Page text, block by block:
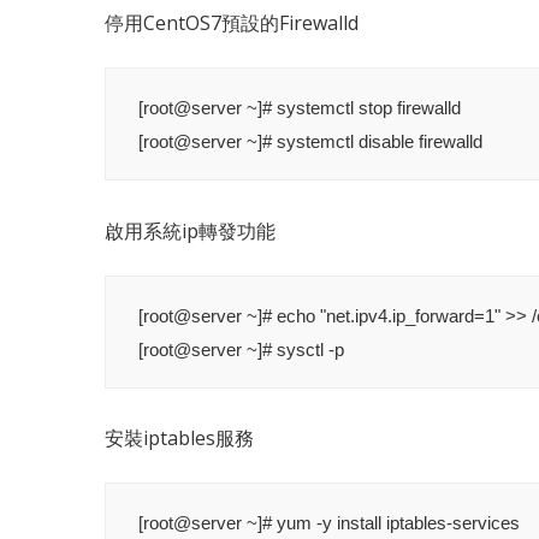
停用CentOS7預設的Firewalld
[root@server ~]# systemctl stop firewalld
[root@server ~]# systemctl disable firewalld
啟用系統ip轉發功能
[root@server ~]# echo "net.ipv4.ip_forward=1" >>
[root@server ~]# sysctl -p
安裝iptables服務
[root@server ~]# yum -y install iptables-services